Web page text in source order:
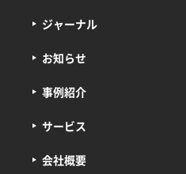
サービス
事例紹介
会社概要
ジャーナル
お知らせ